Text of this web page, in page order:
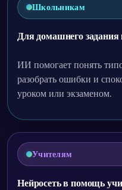
Школьникам
Для домашнего
ИИ помогает понять
разобрать ошибки и
уроком или экзаменом.
Учителям
Нейросеть в помощь